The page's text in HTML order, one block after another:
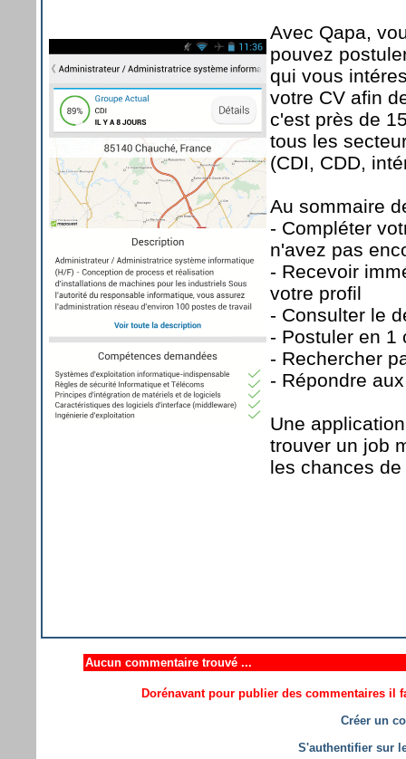
Avec Qapa,
pouvez
qui vous
votre CV afin
c'est près de
tous les
(CDI, CDD,
Au sommaire
- Compléter
n'avez pas
- Recevoir
votre profil
- Consulter le
- Postuler en 1
- Rechercher
- Répondre
Une
trouver un job
les chances
Aucun commentaire trouvé ...
Dorénavant pour publier des commentaires il
Créer un
S'authentifier sur